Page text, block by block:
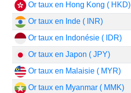
Or taux en Hong Kong ( HKD)
Or taux en Inde ( INR)
Or taux en Indonésie ( IDR)
Or taux en Japon ( JPY)
Or taux en Malaisie ( MYR)
Or taux en Myanmar ( MMK)